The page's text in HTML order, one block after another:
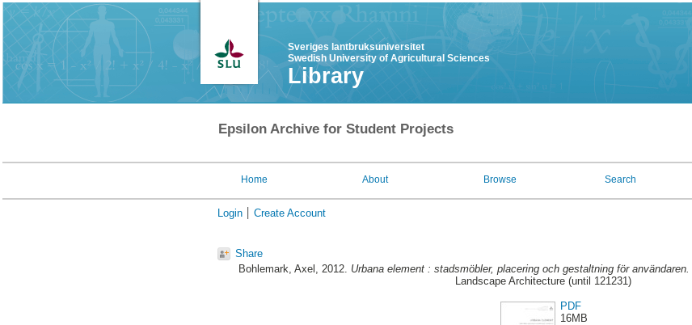
Sveriges lantbruksuniversitet
Swedish University of Agricultural Sciences
Library
Epsilon Archive for Student Projects
Home About Browse Search
Login Create Account
Share
Bohlemark, Axel , 2012. Urbana element : stadsmöbler, placering och gestaltning för användaren.
Landscape Architecture (until 121231)
PDF
16MB